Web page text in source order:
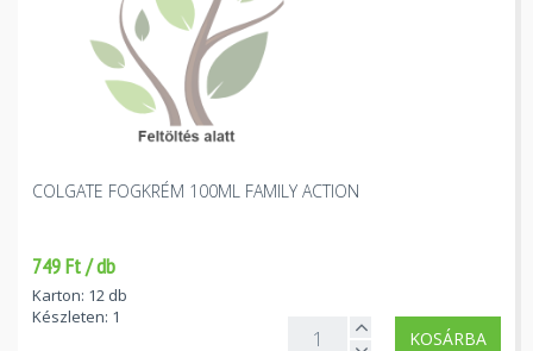
COLGATE FOGKRÉM 100ML FAMILY ACTION
749 Ft / db
Karton: 12 db
Készleten: 1
KOSÁRBA